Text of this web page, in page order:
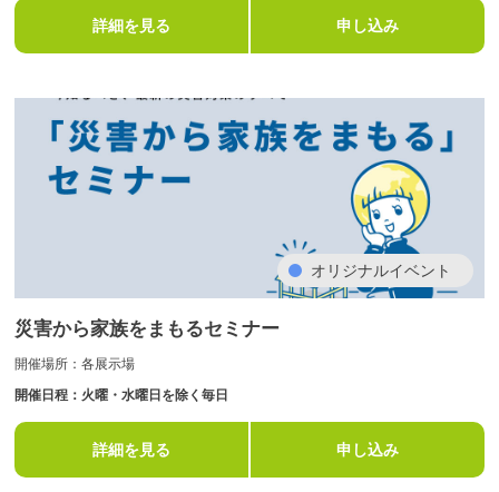
詳細を見る 申し込み
オリジナルイベント
災害から家族をまもるセミナー
開催場所：各展示場
開催日程：火曜・水曜日を除く毎日
詳細を見る 申し込み